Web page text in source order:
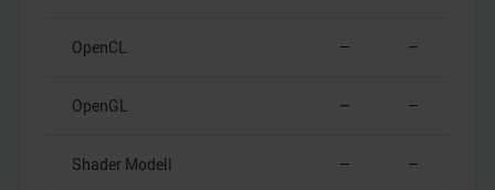
OpenCL – –
OpenGL – –
Shader Modell – –